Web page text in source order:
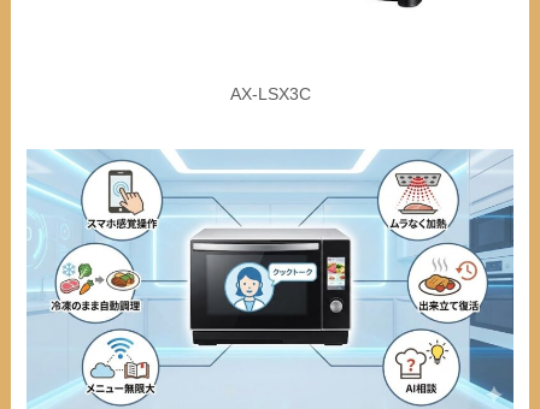
AX-LSX3C